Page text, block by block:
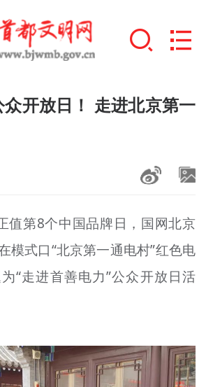
建设
+
基金
开放日！ 走进北京第一
值第8个中国品牌日，国网北京
模式口“北京第一通电村”红色电
“走进首善电力”公众开放日活